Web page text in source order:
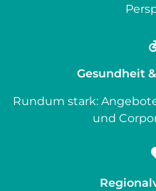
Gesundheit
Rundum stark:
und